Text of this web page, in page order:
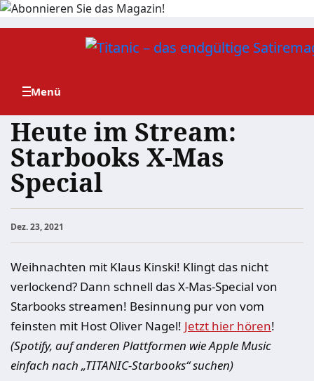
Zum
Heute im Stream:
Starbooks X-Mas
Special
Dez. 23, 2021
Weihnachten mit Klaus Kinski! Klingt das nicht
verlockend? Dann schnell das X-Mas-Special von
Starbooks streamen! Besinnung pur von vom
feinsten mit Host Oliver Nagel! Jetzt hier hören!
(Spotify, auf anderen Plattformen wie Apple Music
einfach nach „TITANIC-Starbooks“ suchen)